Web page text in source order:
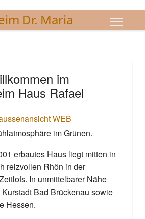
im
Haus Rafael
im Grünen.
erbautes Haus liegt mitten in
reizvollen Rhön in der
In unmittelbarer Nähe
Bad Brückenau sowie
Hessen.